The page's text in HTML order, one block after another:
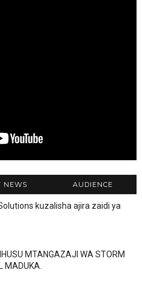
NEWS AUDIENCE
kuzalisha ajira zaidi ya
MTANGAZAJI WA STORM
MADUKA.